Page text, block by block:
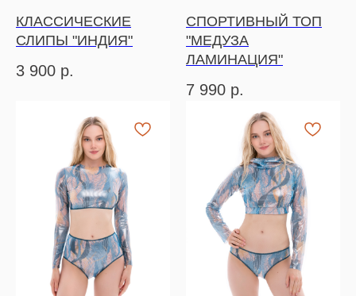
КЛАССИЧЕСКИЕ
СЛИПЫ "ИНДИЯ"
3 900 р.
СПОРТИВНЫЙ ТОП
"МЕДУЗА
ЛАМИНАЦИЯ"
7 990 р.